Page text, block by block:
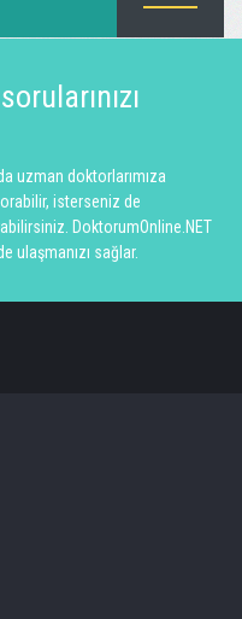
uzman doktorlarımıza
isterseniz de
DoktorumOnline.NET
ulaşmanızı sağlar.